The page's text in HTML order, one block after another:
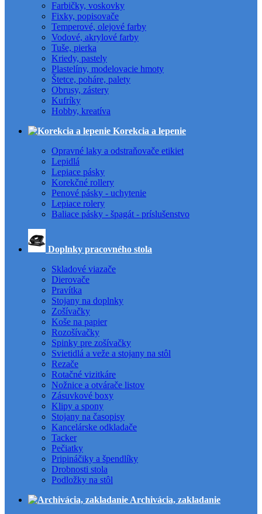
Farbičky, voskovky
Fixky, popisovače
Temperové, olejové farby
Vodové, akrylové farby
Tuše, pierka
Kriedy, pastely
Plastelíny, modelovacie hmoty
Štetce, poháre, palety
Obrusy, zástery
Kufríky
Hobby, kreatíva
Korekcia a lepenie
Opravné laky a odstraňovače etikiet
Lepidlá
Lepiace pásky
Korekčné rollery
Penové pásky - uchytenie
Lepiace rolery
Baliace pásky - špagát - príslušenstvo
Doplnky pracovného stola
Skladové viazače
Dierovače
Pravítka
Stojany na doplnky
Zošívačky
Koše na papier
Rozošívačky
Spinky pre zošívačky
Svietidlá a veže a stojany na stôl
Rezače
Rotačné vizitkáre
Nožnice a otvárače listov
Zásuvkové boxy
Klipy a spony
Stojany na časopisy
Kancelárske odkladače
Tacker
Pečiatky
Pripináčiky a špendlíky
Drobnosti stola
Podložky na stôl
Archivácia, zakladanie